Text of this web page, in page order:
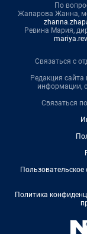
По
Жапарова Жанна,
Ревина Мария,
Связаться с
Редакция сайта
информации,
Связаться
Политика